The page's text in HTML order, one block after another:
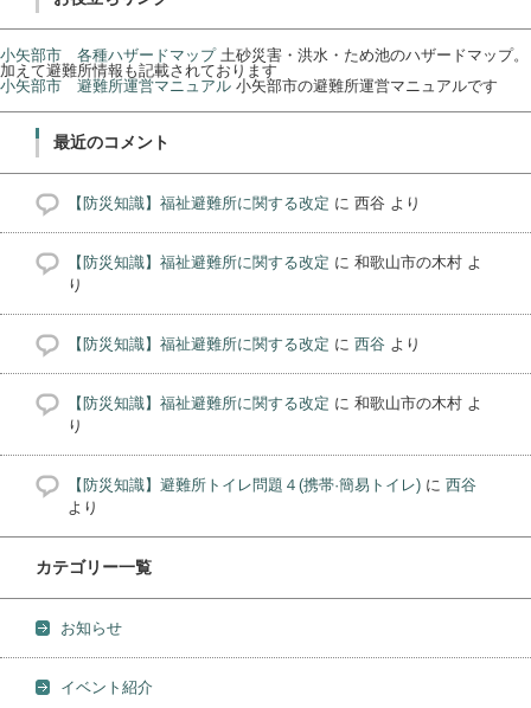
小矢部市 各種ハザードマップ土砂災害・洪水・ため池のハザードマップ。
加えて避難所情報も記載されております
小矢部市 避難所運営マニュアル 小矢部市の避難所運営マニュアルです
最近のコメント
【防災知識】福祉避難所に関する改定 に 西谷 より
【防災知識】福祉避難所に関する改定 に 和歌山市の木村 よ
り
【防災知識】福祉避難所に関する改定 に 西谷 より
【防災知識】福祉避難所に関する改定 に 和歌山市の木村 よ
り
【防災知識】避難所トイレ問題４(携帯·簡易トイレ) に 西谷
より
カテゴリー一覧
お知らせ
イベント紹介